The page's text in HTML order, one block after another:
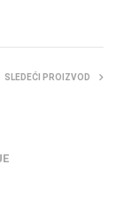
SLEDEĆI PROIZVOD